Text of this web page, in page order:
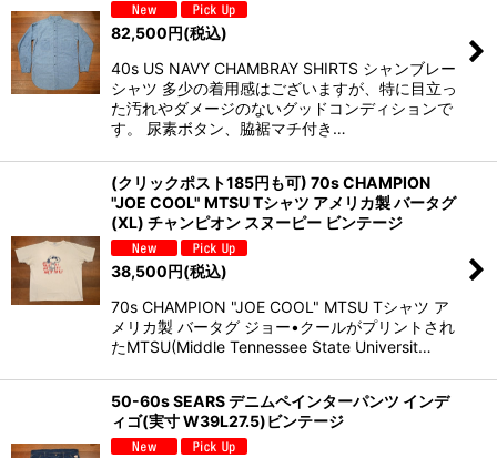
82,500円(税込)
40s US NAVY CHAMBRAY SHIRTS シャンブレー
シャツ 多少の着用感はございますが、特に目立っ
た汚れやダメージのないグッドコンディションで
す。 尿素ボタン、脇裾マチ付き…
(クリックポスト185円も可) 70s CHAMPION
"JOE COOL" MTSU Tシャツ アメリカ製 バータグ
(XL) チャンピオン スヌーピー ビンテージ
38,500円(税込)
70s CHAMPION "JOE COOL" MTSU Tシャツ ア
メリカ製 バータグ ジョー•クールがプリントされ
たMTSU(Middle Tennessee State Universit…
50-60s SEARS デニムペインターパンツ インデ
ィゴ(実寸 W39L27.5)ビンテージ